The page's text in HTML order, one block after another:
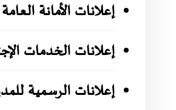
إعلانات الأمانة العامة
إعلانات الخدمات
إعلانات الرسمية